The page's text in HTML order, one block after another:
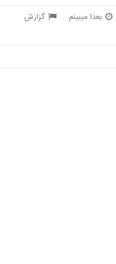
بعدا میبینم گزارش